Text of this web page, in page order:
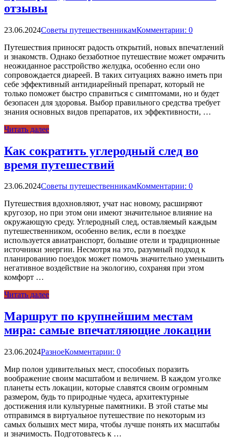
отзывы
23.06.2024Советы путешественникамКомментарии: 0
Путешествия приносят радость открытий, новых впечатлений
и знакомств. Однако беззаботное путешествие может омрачить
неожиданное расстройство желудка, особенно если оно
сопровождается диареей. В таких ситуациях важно иметь при
себе эффективный антидиарейный препарат, который не
только поможет быстро справиться с симптомами, но и будет
безопасен для здоровья. Выбор правильного средства требует
знания основных видов препаратов, их эффективности, …
Читать далее
Как сократить углеродный след во
время путешествий
23.06.2024Советы путешественникамКомментарии: 0
Путешествия вдохновляют, учат нас новому, расширяют
кругозор, но при этом они имеют значительное влияние на
окружающую среду. Углеродный след, оставляемый каждым
путешественником, особенно велик, если в поездке
используется авиатранспорт, большие отели и традиционные
источники энергии. Несмотря на это, разумный подход к
планированию поездок может помочь значительно уменьшить
негативное воздействие на экологию, сохраняя при этом
комфорт …
Читать далее
Маршрут по крупнейшим местам
мира: самые впечатляющие локации
23.06.2024РазноеКомментарии: 0
Мир полон удивительных мест, способных поразить
воображение своим масштабом и величием. В каждом уголке
планеты есть локации, которые славятся своим огромным
размером, будь то природные чудеса, архитектурные
достижения или культурные памятники. В этой статье мы
отправимся в виртуальное путешествие по некоторым из
самых больших мест мира, чтобы лучше понять их масштабы
и значимость. Подготовьтесь к …